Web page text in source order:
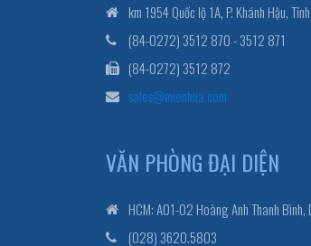
km 1954 Quốc lộ 1A, P. Khánh Hậu,
(84-0272) 3512 870 - 3512 871
(84-0272) 3512 872
sales@mienhua.com
VĂN PHÒNG ĐẠI DIỆN
HCM: A01-02 Hoàng Anh Thanh Bình,
(028) 3620.5803